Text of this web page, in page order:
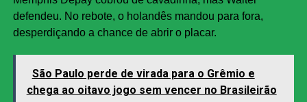
defendeu. No rebote, o holandês mandou para fora,
desperdiçando a chance de abrir o placar.
São Paulo perde de virada para o Grêmio e
chega ao oitavo jogo sem vencer no Brasileirão